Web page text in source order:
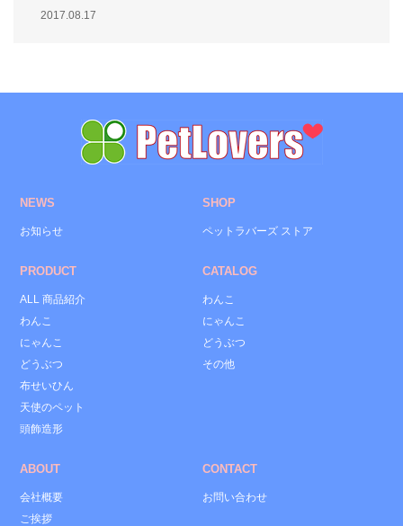
2017.08.17
NEWS
お知らせ
SHOP
ペットラバーズ ストア
PRODUCT
ALL 商品紹介
わんこ
にゃんこ
どうぶつ
布せいひん
天使のペット
頭飾造形
CATALOG
わんこ
にゃんこ
どうぶつ
その他
ABOUT
会社概要
ご挨拶
CONTACT
お問い合わせ